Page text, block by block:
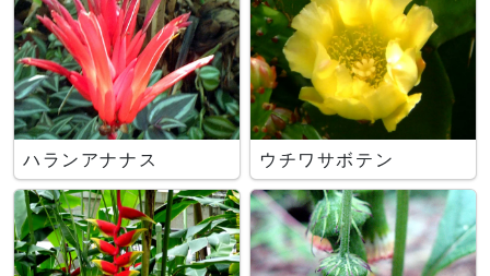
ハランアナナス ウチワサボテン